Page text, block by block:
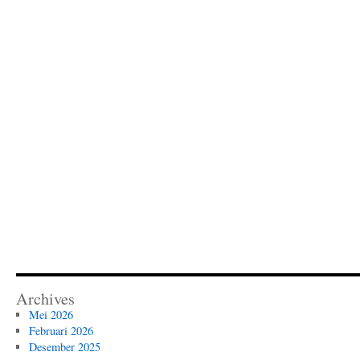
Archives
Mei 2026
Februari 2026
Desember 2025